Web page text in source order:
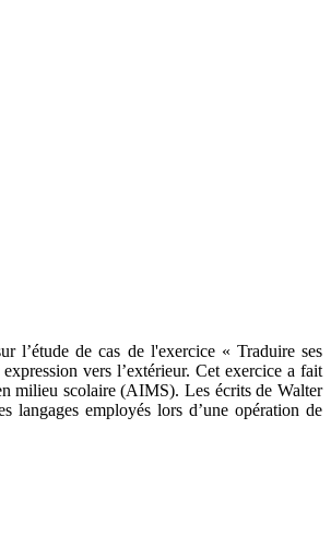
l’étude de cas de l'exercice « Traduire ses
vers l’extérieur. Cet exercice a fait
milieu scolaire (AIMS). Les écrits de Walter
langages employés lors d’une opération de